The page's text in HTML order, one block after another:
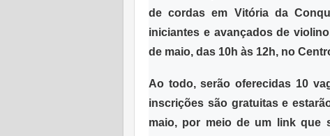
de cordas em Vitória da
iniciantes e avançados de
de maio, das 10h às 12h, no
Ao todo, serão oferecidas 10
inscrições são gratuitas e
maio, por meio de um link que